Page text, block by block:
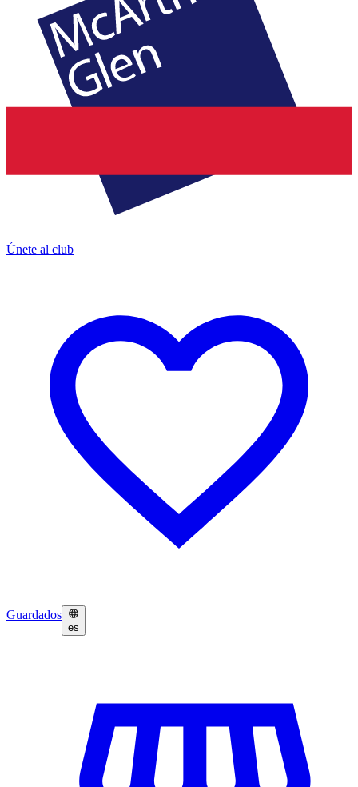
Únete al club
Guardados
es